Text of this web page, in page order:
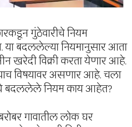
गुंठेवारीचे नियम
बदललेल्या नियमानुसार आता
खरेदी विक्री करता येणार आहे.
विषयावर असणार आहे. चला
बदललेले नियम काय आहेत?
गावातील लोक घर